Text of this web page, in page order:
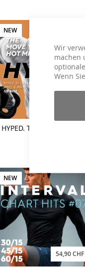
Wir
machen
Wenn
NEW
HYPED. The MOVE YA! Hot
NEW
54,90 CHF